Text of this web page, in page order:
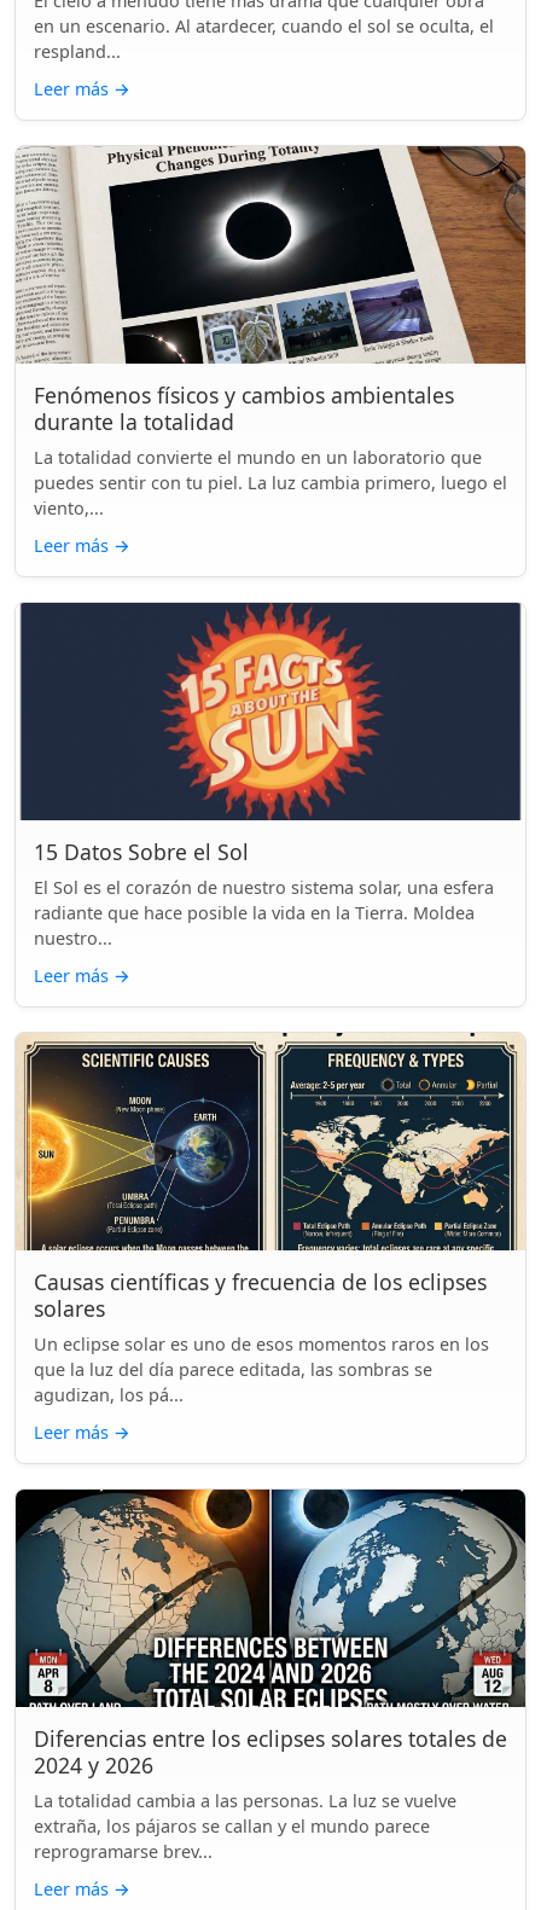
en un escenario. Al atardecer, cuando el sol se oculta, el
respland...
Leer más →
Fenómenos físicos y cambios ambientales
durante la totalidad
La totalidad convierte el mundo en un laboratorio que
puedes sentir con tu piel. La luz cambia primero, luego el
viento,...
Leer más →
15 Datos Sobre el Sol
El Sol es el corazón de nuestro sistema solar, una esfera
radiante que hace posible la vida en la Tierra. Moldea
nuestro...
Leer más →
Causas científicas y frecuencia de los eclipses
solares
Un eclipse solar es uno de esos momentos raros en los
que la luz del día parece editada, las sombras se
agudizan, los pá...
Leer más →
Diferencias entre los eclipses solares totales de
2024 y 2026
La totalidad cambia a las personas. La luz se vuelve
extraña, los pájaros se callan y el mundo parece
reprogramarse brev...
Leer más →